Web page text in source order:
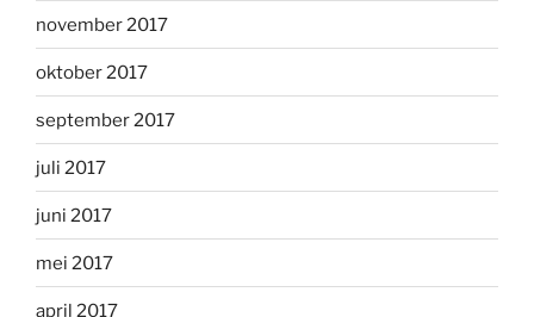
november 2017
oktober 2017
september 2017
juli 2017
juni 2017
mei 2017
april 2017